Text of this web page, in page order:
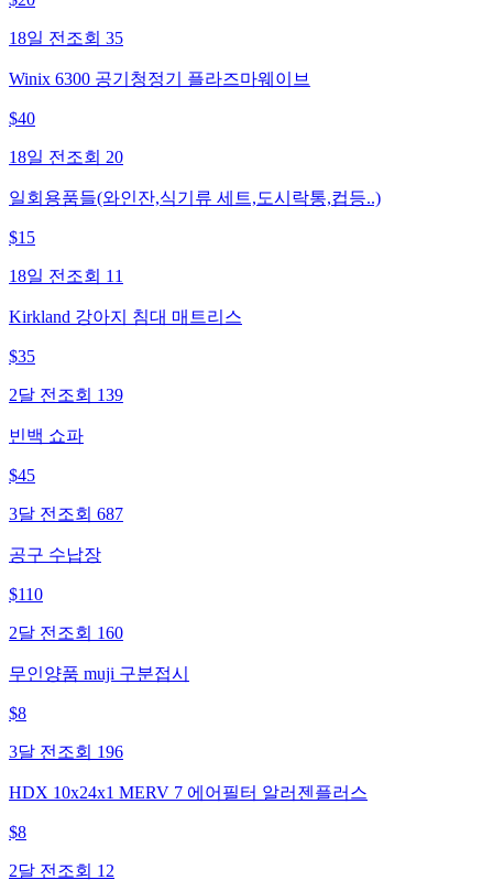
18일 전 조회 35
Winix 6300 공기청정기 플라즈마웨이브
$40
18일 전 조회 20
일회용품들(와인잔,식기류 세트,도시락통,컵등..)
$15
18일 전 조회 11
Kirkland 강아지 침대 매트리스
$35
2달 전 조회 139
빈백 쇼파
$45
3달 전 조회 687
공구 수납장
$110
2달 전 조회 160
무인양품 muji 구분접시
$8
3달 전 조회 196
HDX 10x24x1 MERV 7 에어필터 알러젠플러스
$8
2달 전 조회 12